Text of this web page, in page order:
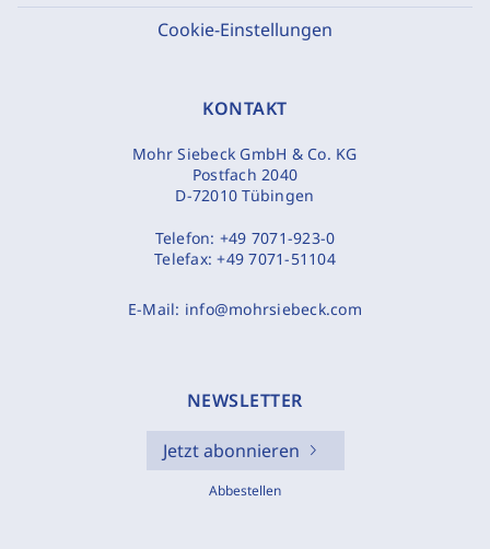
Cookie-Einstellungen
KONTAKT
Mohr Siebeck GmbH & Co. KG
Postfach 2040
D-72010 Tübingen
Telefon: +49 7071-923-0
Telefax:+49 7071-51104
E-Mail: info@mohrsiebeck.com
NEWSLETTER
Jetzt abonnieren
Abbestellen